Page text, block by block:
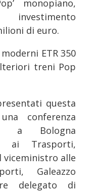
monopiano,
di euro.
ETR 350
treni Pop
questa
conferenza
a Bologna
ai Trasporti,
viceministro alle
Galeazzo
delegato di